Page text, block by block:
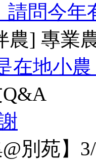
請問今年
農] 專業
在地小
@別苑】